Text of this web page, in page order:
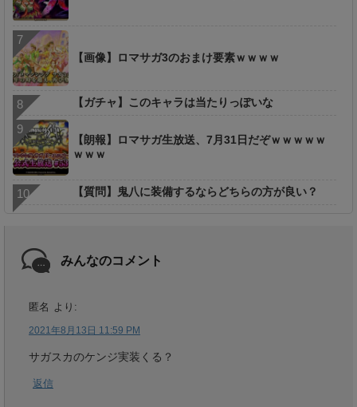
【画像】ロマサガ3のおまけ要素ｗｗｗｗ
【ガチャ】このキャラは当たりっぽいな
【朗報】ロマサガ生放送、7月31日だぞｗｗｗｗｗ
ｗｗｗ
【質問】鬼八に装備するならどちらの方が良い？
みんなのコメント
匿名 より:
2021年8月13日 11:59 PM
サガスカのケンジ実装くる？
返信